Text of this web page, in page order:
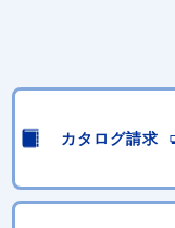
カタログ請求